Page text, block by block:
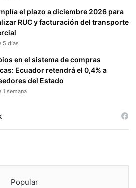
el plazo a diciembre 2026 para
RUC y facturación del transporte
5 días
en el sistema de compras
Ecuador retendrá el 0,4% a
del Estado
1 semana
Popular